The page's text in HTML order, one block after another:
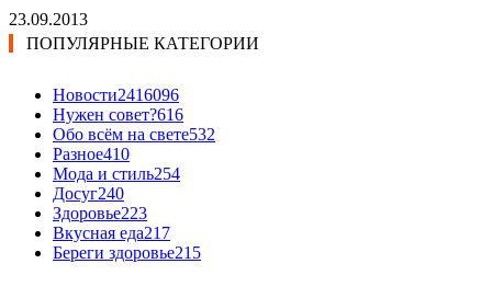
23.09.2013
ПОПУЛЯРНЫЕ КАТЕГОРИИ
Новости2416096
Нужен совет?616
Обо всём на свете532
Разное410
Мода и стиль254
Досуг240
Здоровье223
Вкусная еда217
Береги здоровье215